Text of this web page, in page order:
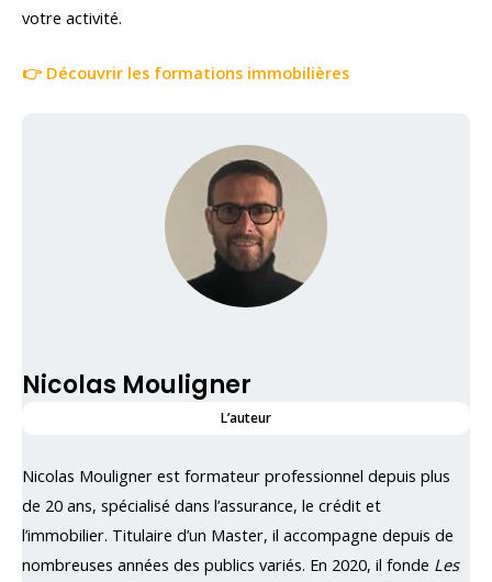
votre activité.
👉 Découvrir les formations immobilières
Nicolas Mouligner
L’auteur
Nicolas Mouligner est formateur professionnel depuis plus
de 20 ans, spécialisé dans l’assurance, le crédit et
l’immobilier. Titulaire d’un Master, il accompagne depuis de
nombreuses années des publics variés. En 2020, il fonde Les